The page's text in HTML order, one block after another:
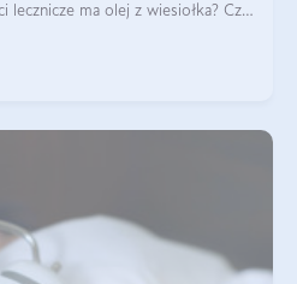
lecznicze ma olej z wiesiołka? Czy